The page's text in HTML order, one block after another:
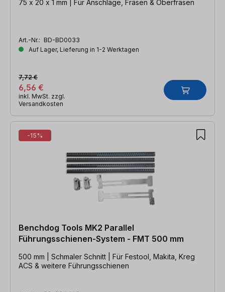
75 x 20 x 1 mm | Für Anschläge, Fräsen & Oberfräsen
Art.-Nr.: BD-BD0033
Auf Lager, Lieferung in 1-2 Werktagen
6,56 €
7,72 €
inkl. MwSt. zzgl.
Versandkosten
-15%
Benchdog Tools MK2 Parallel
Führungsschienen-System - FMT 500 mm
500 mm | Schmaler Schnitt | Für Festool, Makita, Kreg
ACS & weitere Führungsschienen